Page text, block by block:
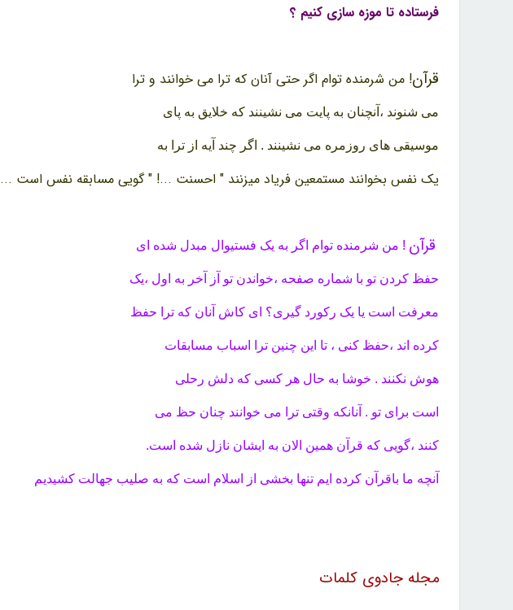
فرستاده تا موزه سازی کنیم ؟
قرآن! من شرمنده توام اگر حتی آنان که ترا می خوانند و ترا
می شنوند ،‌آنچنان به پایت می نشینند که خلایق به پای
موسیقی های روزمره می نشینند . اگر چند آیه از ترا به
یک نفس بخوانند مستمعین فریاد میزنند " احسنت ...! " گویی مسابقه نفس است ...
قرآن !‌ من شرمنده توام اگر به یک فستیوال مبدل شده ای
حفظ کردن تو با شماره صفحه ،‌خواندن تو آز آخر به اول ،‌یک
معرفت است یا یک رکورد گیری؟ ای کاش آنان که ترا حفظ
کرده اند ،‌حفظ کنی ، تا این چنین ترا اسباب مسابقات
هوش نکنند . خوشا به حال هر کسی که دلش رحلی
است برای تو . آنانکه وقتی ترا می خوانند چنان حظ می
کنند ،‌گویی که قرآن همین الان به ایشان نازل شده است.
آنچه ما باقرآن کرده ایم تنها بخشی از اسلام است که به صلیب جهالت کشیدیم
مجله جادوی کلمات